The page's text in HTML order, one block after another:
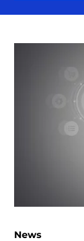
News